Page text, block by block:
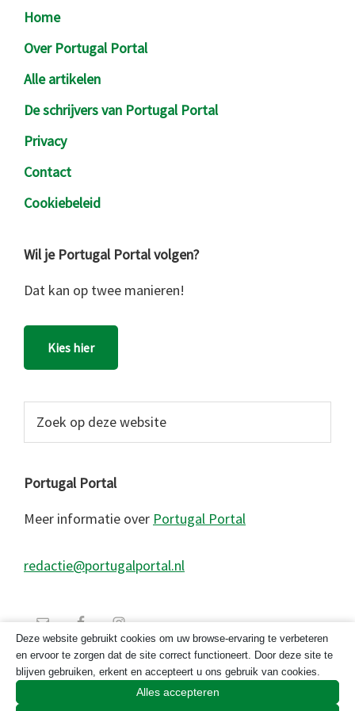
Footer
Home
Over Portugal Portal
Alle artikelen
De schrijvers van Portugal Portal
Privacy
Contact
Cookiebeleid
Wil je Portugal Portal volgen?
Dat kan op twee manieren!
Kies hier
website
Portugal Portal
Meer informatie over Portugal Portal
redactie@portugalportal.nl
Deze website gebruikt cookies om uw browse-ervaring te verbeteren
en ervoor te zorgen dat de site correct functioneert. Door deze site te
blijven gebruiken, erkent en accepteert u ons gebruik van cookies.
Alles accepteren